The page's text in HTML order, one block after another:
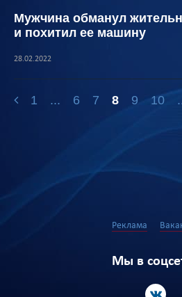
Мужчина обманул
и похитил ее машину
28.02.2022
1 ... 6 7 8 9 10
Реклама
Мы в